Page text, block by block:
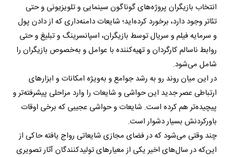
انتخاب بازیگران پروژه‌های گوناگون سینمایی و تلویزیونی و حتی
تئاتر وجود دارد، برخورد کرده‌اید؛ شایعات دامنه‌داری که از دادن پول
و سرمایه فیلم و سریال توسط بازیگران، اسپانسرینگ و تبلیغ و حتی
روابط ناسالم کارگردان و تهیه‌کننده با عوامل و به‌خصوص بازیگران را
شامل می‌شود.
در این میان روند رو به رشد جوامع و به‌ویژه امکانات و ابزارهای
ارتباطی عصر جدید این حواشی و شایعات را وارد مراحلی پیشرفته‌تر و
پیچیده‌تر هم کرده است. شایعات و حواشی عجیبی که برخی اوقات
باورکردنش بسیار دشوار است.
چند وقتی می‌شود که در فضای مجازی شایعاتی رواج یافته حاکی از
این‌که در سال‌های اخیر یکی از معیارهای تولیدکنندگان آثار تصویری